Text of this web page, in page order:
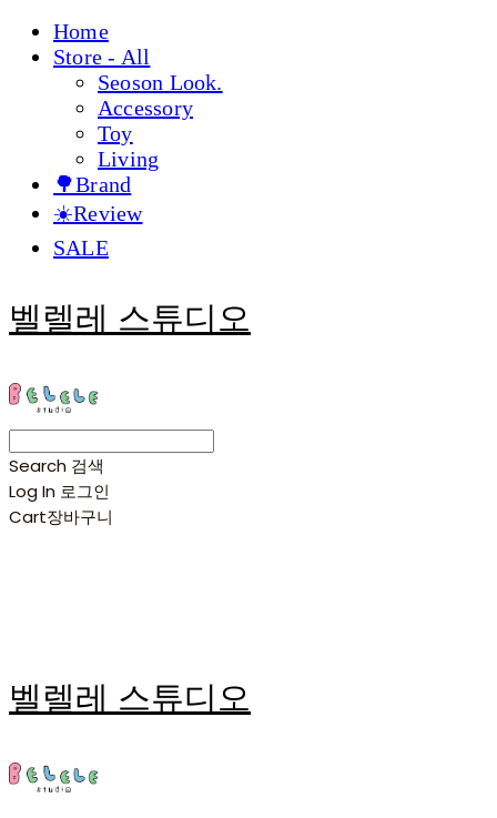
Home
Store - All
Seoson Look.
Accessory
Toy
Living
🌳Brand
☀️Review
SALE
벨렐레 스튜디오
Search 검색
Log In 로그인
Cart장바구니
벨렐레 스튜디오